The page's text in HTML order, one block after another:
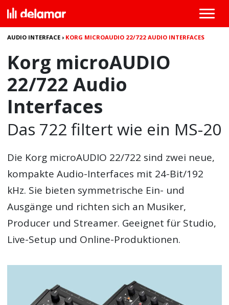
AUDIO INTERFACE › KORG MICROAUDIO 22/722 AUDIO INTERFACES
Korg microAUDIO
22/722 Audio
Interfaces
Das 722 filtert wie ein MS-20
Die Korg microAUDIO 22/722 sind zwei neue,
kompakte Audio-Interfaces mit 24-Bit/192
kHz. Sie bieten symmetrische Ein- und
Ausgänge und richten sich an Musiker,
Producer und Streamer. Geeignet für Studio,
Live-Setup und Online-Produktionen.